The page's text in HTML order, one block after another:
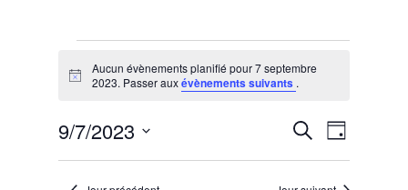
Évènements
for
septembre
2023
Notice
Aucun évènements planifié pour 7 septembre
2023. Passer auxévènements suivants .
Recherche
et
Recherche
de
vues
Jour
9/7/2023